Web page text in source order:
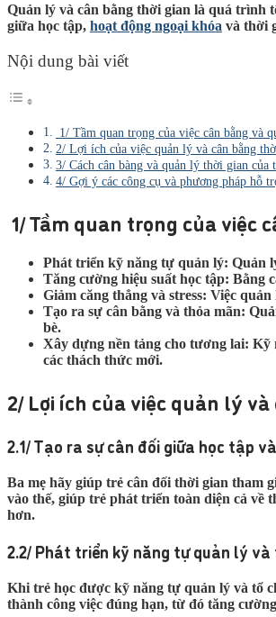
Quản lý và cân bằng thời gian là quá trình
giữa học tập, hoạt động ngoại khóa và thời
Nội dung bài viết
1/ Tầm quan trọng của việc cân bằng và
2/ Lợi ích của việc quản lý và cân bằng
3/ Cách cân bàng và quản lý thời gian của
4/ Gợi ý các công cụ và phương pháp hỗ
1/ Tầm quan trọng của việc
Phát triển kỹ năng tự quản lý: Quản
Tăng cường hiệu suất học tập: Bằng
Giảm căng thẳng và stress: Việc
Tạo ra sự cân bằng và thỏa mãn:
bè.
Xây dựng nền tảng cho tương lai: Kỹ
các thách thức mới.
2/ Lợi ích của việc quản lý
2.1/ Tạo ra sự cân đối giữa học tập
Ba mẹ hãy giúp trẻ cân đối thời gian tham
vào thế, giúp trẻ phát triển toàn diện cả
hơn.
2.2/ Phát triển kỹ năng tự quản lý và
Khi trẻ học được kỹ năng tự quản lý và tổ
thành công việc đúng hạn, từ đó tăng